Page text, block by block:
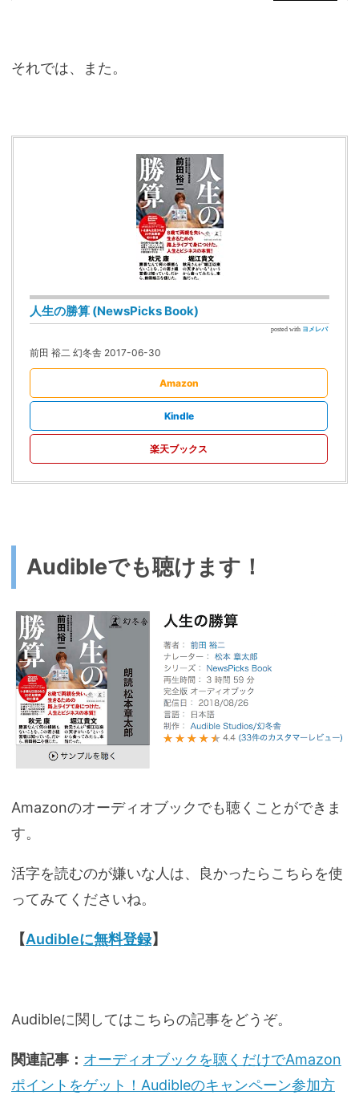
それでは、また。
人生の勝算 (NewsPicks Book)
posted with ヨメレバ
前田 裕二 幻冬舎 2017-06-30
Amazon
Kindle
楽天ブックス
Audibleでも聴けます！
Amazonのオーディオブックでも聴くことができま
す。
活字を読むのが嫌いな人は、良かったらこちらを使
ってみてくださいね。
【Audibleに無料登録】
Audibleに関してはこちらの記事をどうぞ。
関連記事： オーディオブックを聴くだけでAmazon
ポイントをゲット！Audibleのキャンペーン参加方